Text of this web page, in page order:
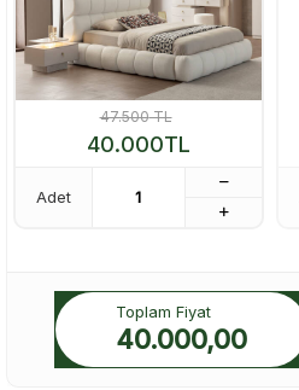
47.500TL
40.000TL
Adet
Toplam Fiyat
40.000,00